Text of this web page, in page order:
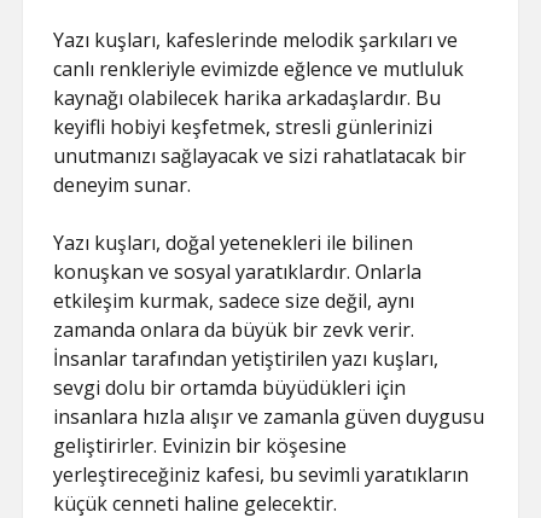
Yazı kuşları, kafeslerinde melodik şarkıları ve
canlı renkleriyle evimizde eğlence ve mutluluk
kaynağı olabilecek harika arkadaşlardır. Bu
keyifli hobiyi keşfetmek, stresli günlerinizi
unutmanızı sağlayacak ve sizi rahatlatacak bir
deneyim sunar.
Yazı kuşları, doğal yetenekleri ile bilinen
konuşkan ve sosyal yaratıklardır. Onlarla
etkileşim kurmak, sadece size değil, aynı
zamanda onlara da büyük bir zevk verir.
İnsanlar tarafından yetiştirilen yazı kuşları,
sevgi dolu bir ortamda büyüdükleri için
insanlara hızla alışır ve zamanla güven duygusu
geliştirirler. Evinizin bir köşesine
yerleştireceğiniz kafesi, bu sevimli yaratıkların
küçük cenneti haline gelecektir.